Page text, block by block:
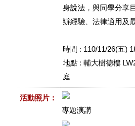
身說法，與同學分享
辦經驗、法律適用及
時間 : 110/11/26(五)
地點 : 輔大樹德樓
庭
活動照片：
專題演講